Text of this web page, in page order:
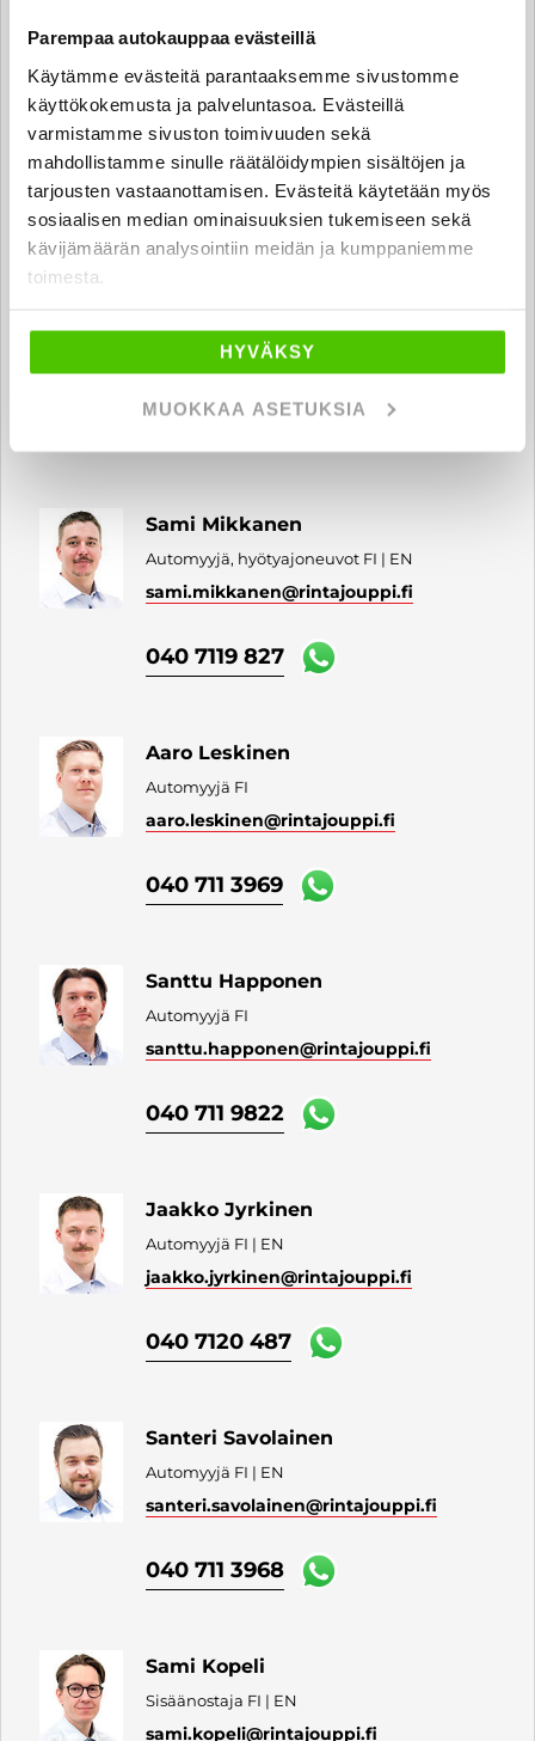
Parempaa autokauppaa evästeillä
Käytämme evästeitä parantaaksemme sivustomme
käyttökokemusta ja palveluntasoa. Evästeillä
varmistamme sivuston toimivuuden sekä
mahdollistamme sinulle räätälöidympien sisältöjen ja
tarjousten vastaanottamisen. Evästeitä käytetään myös
sosiaalisen median ominaisuuksien tukemiseen sekä
kävijämäärän analysointiin meidän ja kumppaniemme
toimesta.
HYVÄKSY
MUOKKAA ASETUKSIA
Juha Turunen
Automyyjä FI
juha.turunen@rintajouppi.fi
040 162 4140
Roni Koponen
roni.koponen@rintajouppi.fi
Sami Mikkanen
Automyyjä, hyötyajoneuvot FI | EN
sami.mikkanen@rintajouppi.fi
040 7119 827
Aaro Leskinen
Automyyjä FI
aaro.leskinen@rintajouppi.fi
040 711 3969
Santtu Happonen
Automyyjä FI
santtu.happonen@rintajouppi.fi
040 711 9822
Jaakko Jyrkinen
Automyyjä FI | EN
jaakko.jyrkinen@rintajouppi.fi
040 7120 487
Santeri Savolainen
Automyyjä FI | EN
santeri.savolainen@rintajouppi.fi
040 711 3968
Sami Kopeli
Sisäänostaja FI | EN
sami.kopeli@rintajouppi.fi